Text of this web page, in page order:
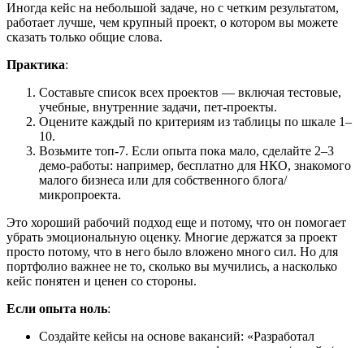
Иногда кейс на небольшой задаче, но с четким результатом,
работает лучше, чем крупный проект, о котором вы можете
сказать только общие слова.
Практика:
Составьте список всех проектов — включая тестовые,
учебные, внутренние задачи, пет-проекты.
Оцените каждый по критериям из таблицы по шкале 1–
10.
Возьмите топ-7. Если опыта пока мало, сделайте 2–3
демо-работы: например, бесплатно для НКО, знакомого
малого бизнеса или для собственного блога/
микропроекта.
Это хороший рабочий подход еще и потому, что он помогает
убрать эмоциональную оценку. Многие держатся за проект
просто потому, что в него было вложено много сил. Но для
портфолио важнее не то, сколько вы мучились, а насколько
кейс понятен и ценен со стороны.
Если опыта ноль:
Создайте кейсы на основе вакансий: «Разработал